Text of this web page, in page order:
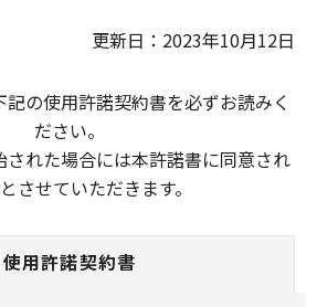
更新日：2023年10月12日
の使用許諾契約書を必ずお読みく
ださい。
された場合には本許諾書に同意され
させていただきます。
使用許諾契約書